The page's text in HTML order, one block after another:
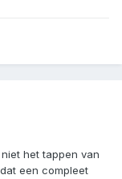
het tappen van
een compleet